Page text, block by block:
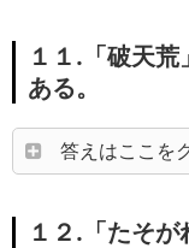
１１.「破天
ある。
答えはここを
１２.「たそが